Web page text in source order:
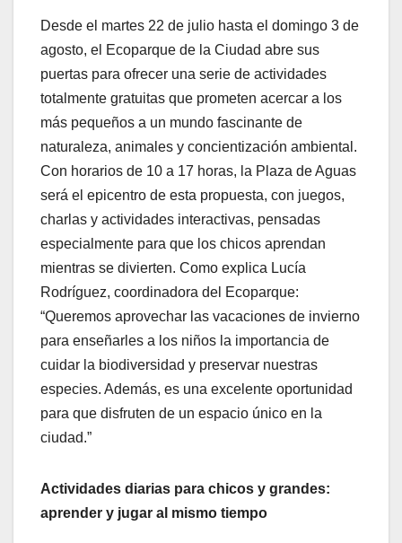
Desde el martes 22 de julio hasta el domingo 3 de
agosto, el Ecoparque de la Ciudad abre sus
puertas para ofrecer una serie de actividades
totalmente gratuitas que prometen acercar a los
más pequeños a un mundo fascinante de
naturaleza, animales y concientización ambiental.
Con horarios de 10 a 17 horas, la Plaza de Aguas
será el epicentro de esta propuesta, con juegos,
charlas y actividades interactivas, pensadas
especialmente para que los chicos aprendan
mientras se divierten. Como explica Lucía
Rodríguez, coordinadora del Ecoparque:
“Queremos aprovechar las vacaciones de invierno
para enseñarles a los niños la importancia de
cuidar la biodiversidad y preservar nuestras
especies. Además, es una excelente oportunidad
para que disfruten de un espacio único en la
ciudad.”
Actividades diarias para chicos y grandes:
aprender y jugar al mismo tiempo